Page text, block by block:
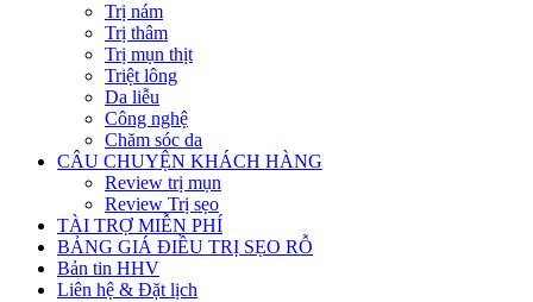
Trị nám
Trị thâm
Trị mụn thịt
Triệt lông
Da liễu
Công nghệ
Chăm sóc da
CÂU CHUYỆN KHÁCH HÀNG
Review trị mụn
Review Trị sẹo
TÀI TRỢ MIỄN PHÍ
BẢNG GIÁ ĐIỀU TRỊ SẸO RỖ
Bản tin HHV
Liên hệ & Đặt lịch